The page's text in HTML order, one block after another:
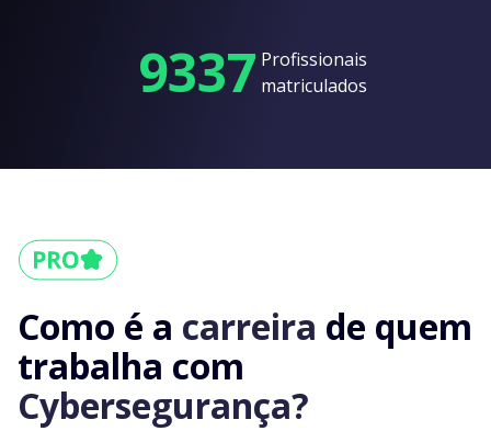
9337 Profissionais
matriculados
Como é a carreira de quem
trabalha com
Cybersegurança?